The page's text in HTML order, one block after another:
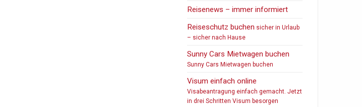
Reisenews – immer informiert
Reiseschutz buchen sicher in Urlaub
– sicher nach Hause
Sunny Cars Mietwagen buchen
Sunny Cars Mietwagen buchen
Visum einfach online
Visabeantragung einfach gemacht. Jetzt
in drei Schritten Visum besorgen